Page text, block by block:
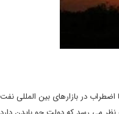
در بازارهای بین المللی نفت